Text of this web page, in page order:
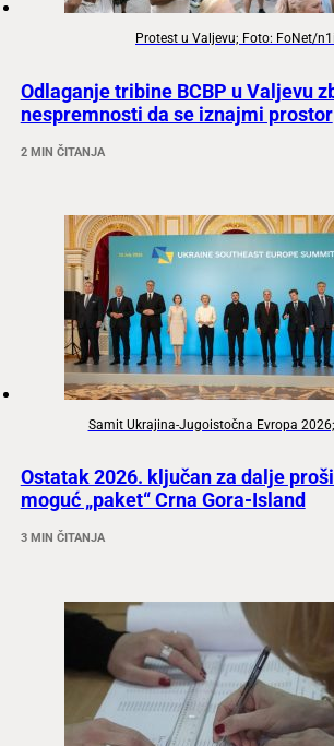
Protest u Valjevu; Foto: FoNet/
Odlaganje tribine BCBP u Valjevu
nespremnosti da se iznajmi prostor
2 MIN ČITANJA
Samit Ukrajina-Jugoistočna Evropa
Ostatak 2026. ključan za dalje
moguć „paket“ Crna Gora-Island
3 MIN ČITANJA